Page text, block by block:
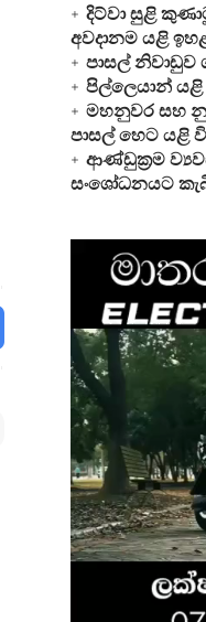
දිට්වා සුළි
අවදානම යළි
පාසල් නිවාඩුව
පිල්ලෙයාන් යළි
මහනුවර සහ
පාසල් හෙට යළි
ආණ්ඩුක්‍රම
සංශෝධනයට
Video
Player